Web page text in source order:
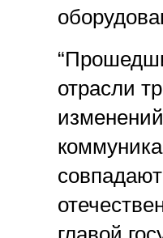
отрасли